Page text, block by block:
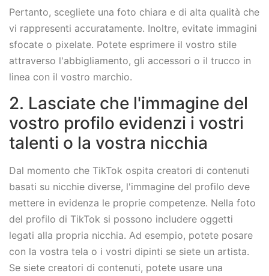
Pertanto, scegliete una foto chiara e di alta qualità che
vi rappresenti accuratamente. Inoltre, evitate immagini
sfocate o pixelate. Potete esprimere il vostro stile
attraverso l'abbigliamento, gli accessori o il trucco in
linea con il vostro marchio.
2. Lasciate che l'immagine del
vostro profilo evidenzi i vostri
talenti o la vostra nicchia
Dal momento che TikTok ospita creatori di contenuti
basati su nicchie diverse, l'immagine del profilo deve
mettere in evidenza le proprie competenze. Nella foto
del profilo di TikTok si possono includere oggetti
legati alla propria nicchia. Ad esempio, potete posare
con la vostra tela o i vostri dipinti se siete un artista.
Se siete creatori di contenuti, potete usare una